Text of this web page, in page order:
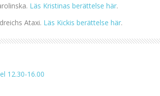
Läs Kristinas berättelse här.
Ataxi. Läs Kickis berättelse här.
12.30-16.00